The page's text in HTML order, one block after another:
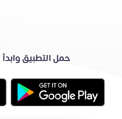
حمل التطبيق